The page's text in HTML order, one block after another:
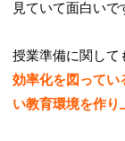
見ていて面白いで
授業準備に関して
効率化を図ってい
い教育環境を作り